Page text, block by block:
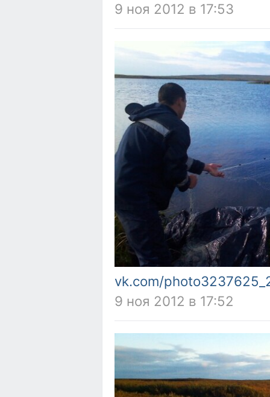
9 ноя 2012 в 17:53
vk.com/
9 ноя 2012 в 17:52